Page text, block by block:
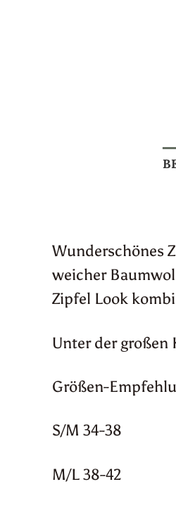
Wunderschönes
weicher
Zipfel Look
Unter der großen
Größen-
S/M 34-38
M/L 38-42